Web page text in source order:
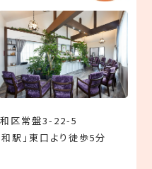
区常盤3-22-5
駅」東口より徒歩5分